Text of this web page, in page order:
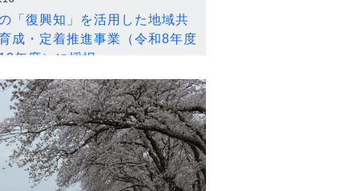
「復興知」を活用した地域共
成・定着推進事業（令和8年度
年度）に採択